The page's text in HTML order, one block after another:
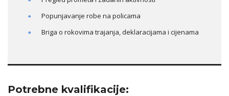
Popunjavanje robe na policama
Briga o rokovima trajanja, deklaracijama i cijenama
Potrebne kvalifikacije: